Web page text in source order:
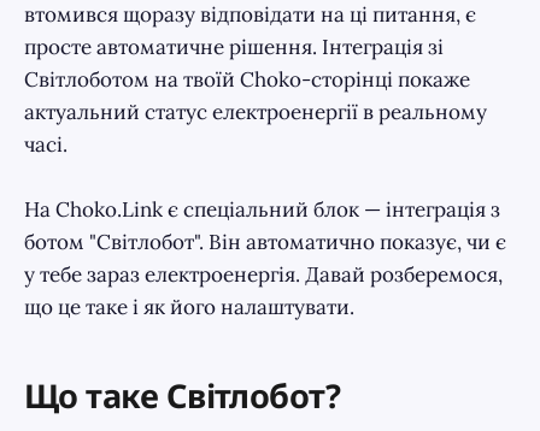
втомився щоразу відповідати на ці питання, є
просте автоматичне рішення. Інтеграція зі
Світлоботом на твоїй Choko-сторінці покаже
актуальний статус електроенергії в реальному
часі.
На Choko.Link є спеціальний блок — інтеграція з
ботом "Світлобот". Він автоматично показує, чи є
у тебе зараз електроенергія. Давай розберемося,
що це таке і як його налаштувати.
Що таке Світлобот?